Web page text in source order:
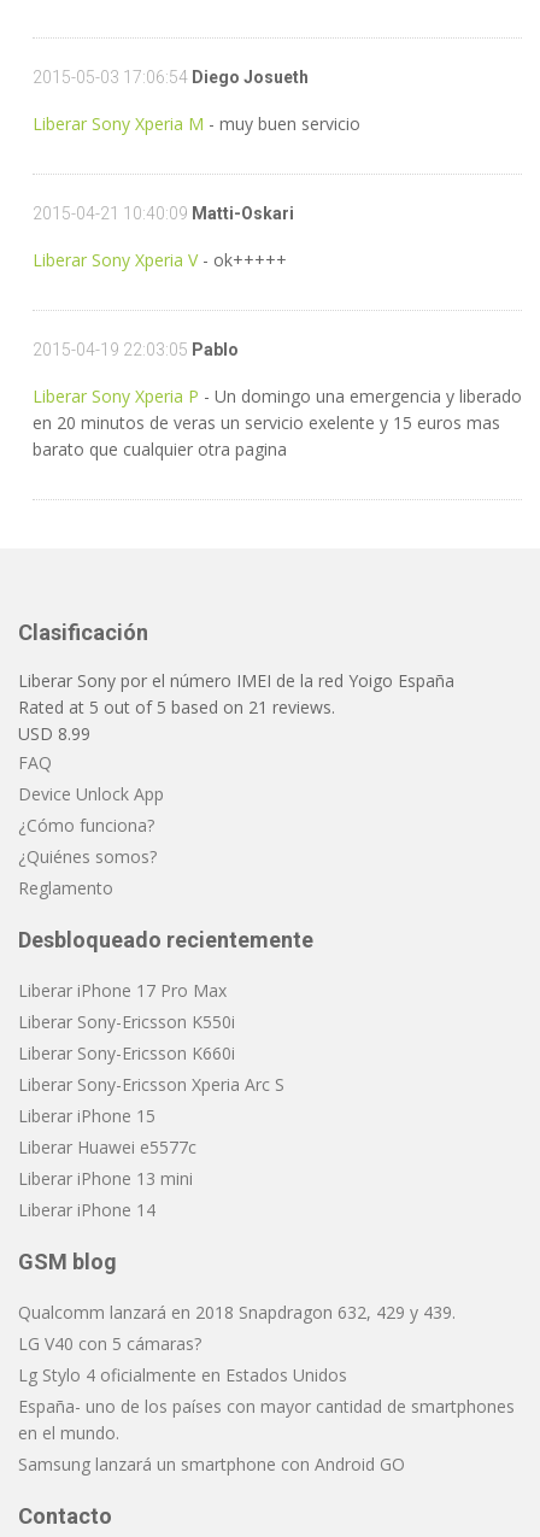
2015-05-03 17:06:54 Diego Josueth
Liberar Sony Xperia M - muy buen servicio
2015-04-21 10:40:09 Matti-Oskari
Liberar Sony Xperia V- ok+++++
2015-04-19 22:03:05 Pablo
Liberar Sony Xperia P - Un domingo una emergencia y liberado
en 20 minutos de veras un servicio exelente y 15 euros mas
barato que cualquier otra pagina
Clasificación
Liberar Sony por el número IMEI de la red Yoigo España
Rated at 5 out of 5 based on 21 reviews.
USD 8.99
FAQ
Device Unlock App
¿Cómo funciona?
¿Quiénes somos?
Reglamento
Desbloqueado recientemente
Liberar iPhone 17 Pro Max
Liberar Sony-Ericsson K550i
Liberar Sony-Ericsson K660i
Liberar Sony-Ericsson Xperia Arc S
Liberar iPhone 15
Liberar Huawei e5577c
Liberar iPhone 13 mini
Liberar iPhone 14
GSM blog
Qualcomm lanzará en 2018 Snapdragon 632, 429 y 439.
LG V40 con 5 cámaras?
Lg Stylo 4 oficialmente en Estados Unidos
España- uno de los países con mayor cantidad de smartphones
en el mundo.
Samsung lanzará un smartphone con Android GO
Contacto